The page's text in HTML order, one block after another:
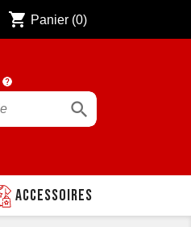
shopping_cart Panier (0)

Accessoires